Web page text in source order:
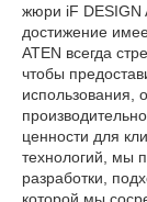
жюри iF DESIGN
достижение
ATEN всегда
чтобы
использования,
ценности для
технологий, мы
разработки,
которой мы